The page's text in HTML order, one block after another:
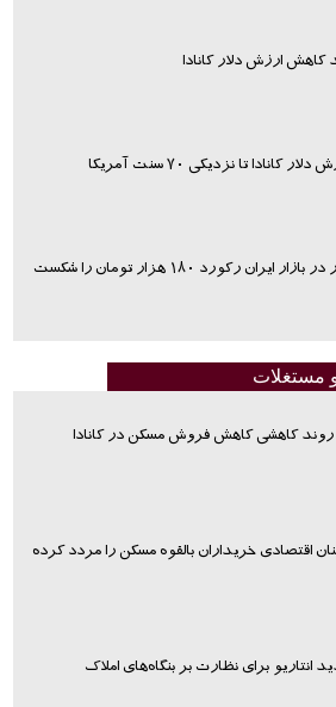
کاهش ارزش دلار کانادا
کانادا تا نزدیکی ۷۰ سنت آمریکا
ایران رکورد ۱۸۰ هزار تومان را شکست
مستغلات
کاهشی کاهش فروش مسکن در کانادا
اقتصادی خریداران بالقوه مسکن را مردد کرده
انتاریو برای نظارت بر بنگاه‌های املاک